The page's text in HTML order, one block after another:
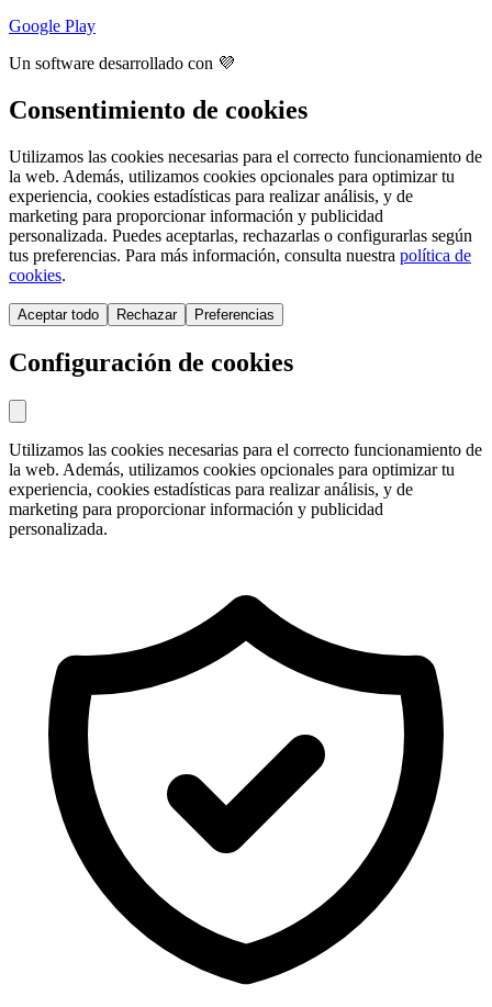
Google Play
Un software desarrollado con 💜
Consentimiento de cookies
Utilizamos las cookies necesarias para el correcto funcionamiento de
la web. Además, utilizamos cookies opcionales para optimizar tu
experiencia, cookies estadísticas para realizar análisis, y de
marketing para proporcionar información y publicidad
personalizada. Puedes aceptarlas, rechazarlas o configurarlas según
tus preferencias. Para más información, consulta nuestra política de
cookies.
Aceptar todo Rechazar Preferencias
Configuración de cookies
Utilizamos las cookies necesarias para el correcto funcionamiento de
la web. Además, utilizamos cookies opcionales para optimizar tu
experiencia, cookies estadísticas para realizar análisis, y de
marketing para proporcionar información y publicidad
personalizada.